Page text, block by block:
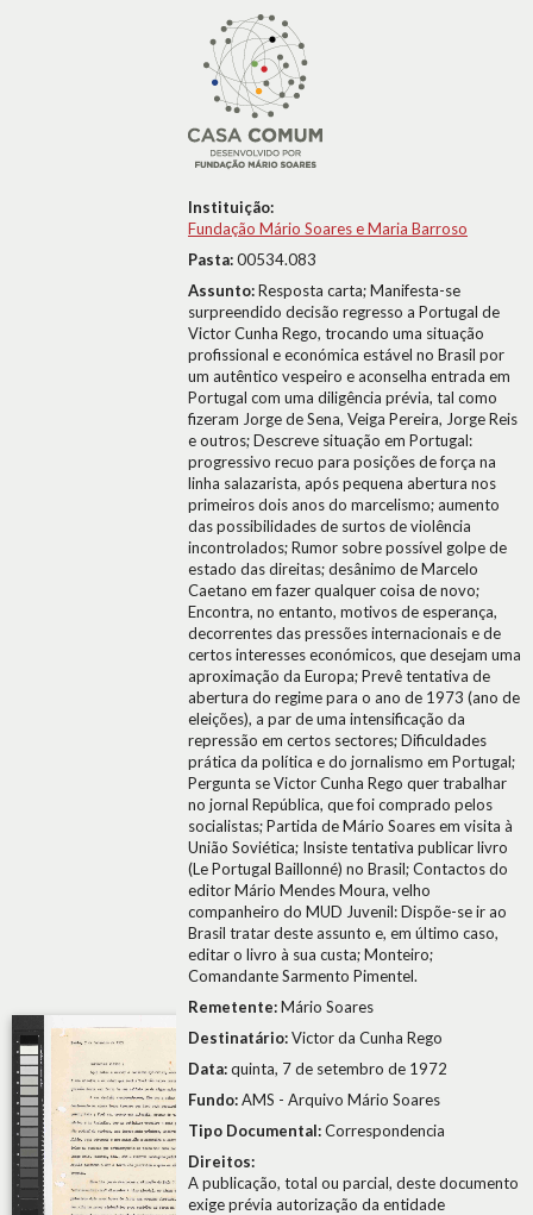
Instituição:
Fundação Mário Soares e Maria Barroso
Pasta:00534.083
Assunto:Resposta carta; Manifesta-se
surpreendido decisão regresso a Portugal de
Victor Cunha Rego, trocando uma situação
profissional e económica estável no Brasil por
um autêntico vespeiro e aconselha entrada em
Portugal com uma diligência prévia, tal como
fizeram Jorge de Sena, Veiga Pereira, Jorge Reis
e outros; Descreve situação em Portugal:
progressivo recuo para posições de força na
linha salazarista, após pequena abertura nos
primeiros dois anos do marcelismo; aumento
das possibilidades de surtos de violência
incontrolados; Rumor sobre possível golpe de
estado das direitas; desânimo de Marcelo
Caetano em fazer qualquer coisa de novo;
Encontra, no entanto, motivos de esperança,
decorrentes das pressões internacionais e de
certos interesses económicos, que desejam uma
aproximação da Europa; Prevê tentativa de
abertura do regime para o ano de 1973 (ano de
eleições), a par de uma intensificação da
repressão em certos sectores; Dificuldades
prática da política e do jornalismo em Portugal;
Pergunta se Victor Cunha Rego quer trabalhar
no jornal República, que foi comprado pelos
socialistas; Partida de Mário Soares em visita à
União Soviética; Insiste tentativa publicar livro
(Le Portugal Baillonné) no Brasil; Contactos do
editor Mário Mendes Moura, velho
companheiro do MUD Juvenil: Dispõe-se ir ao
Brasil tratar deste assunto e, em último caso,
editar o livro à sua custa; Monteiro;
Comandante Sarmento Pimentel.
Remetente:Mário Soares
Destinatário:Victor da Cunha Rego
Data:quinta, 7 de setembro de 1972
Fundo:AMS - Arquivo Mário Soares
Tipo Documental:Correspondencia
Direitos:
A publicação, total ou parcial, deste documento
exige prévia autorização da entidade